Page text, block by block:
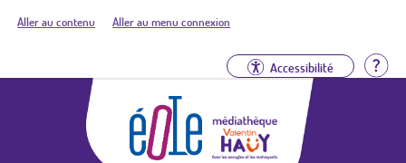
Aller au contenu Aller au menu connexion
Accessibilité